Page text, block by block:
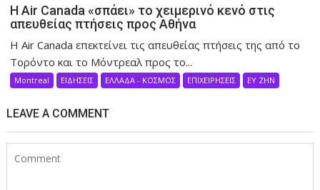
Η Air Canada «σπάει» το χειμερινό κενό στις
απευθείας πτήσεις προς Αθήνα
Η Air Canada επεκτείνει τις απευθείας πτήσεις της από το
Τορόντο και το Μόντρεαλ προς το...
Montreal ΕΙΔΗΣΕΙΣ ΕΛΛΑΔΑ - ΚΟΣΜΟΣ ΕΠΙΧΕΙΡΗΣΕΙΣ ΕΥ ΖΗΝ
LEAVE A COMMENT